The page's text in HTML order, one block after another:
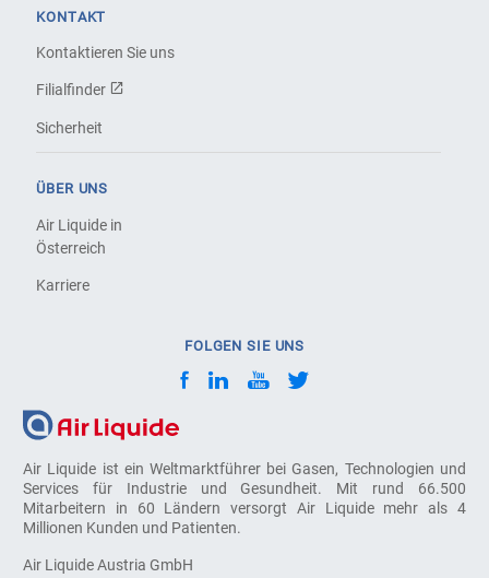
Air Liquide ist ein Weltmarktführer bei Gasen, Technologien und
Services für Industrie und Gesundheit. Mit rund 66.500
Mitarbeitern in 60 Ländern versorgt Air Liquide mehr als 4
Millionen Kunden und Patienten.
Air Liquide Austria GmbH
KONTAKT
Kontaktieren Sie uns
Filialfinder
Sicherheit
ÜBER UNS
Air Liquide in
Österreich
Karriere
FOLGEN SIE UNS